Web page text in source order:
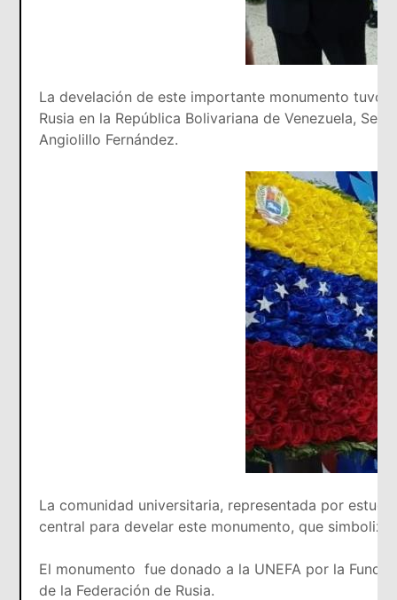
La develación de este importante monumento tuvo
Rusia en la República Bolivariana de Venezuela,
Angiolillo Fernández.
La comunidad universitaria, representada por
central para develar este monumento, que
El monumento fue donado a la UNEFA por la
de la Federación de Rusia.